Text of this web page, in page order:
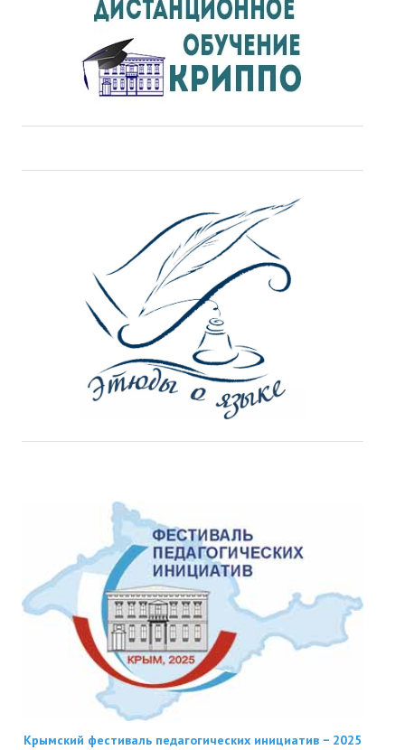
Профессиональная переподготовка
Повышение квалификации
Крымский фестиваль педагогических инициатив − 2025